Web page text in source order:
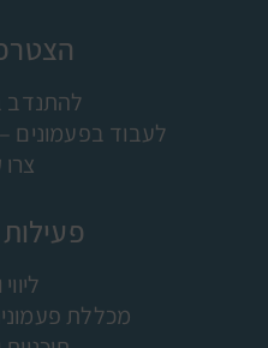
להתנדב
לעבוד בפעמונים
מכללת